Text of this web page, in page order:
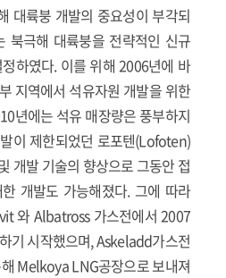
대륙붕 개발의 중요성이 부각되
북극해 대륙붕을 전략적인 신규
하였다. 이를 위해 2006년에 바
지역에서 석유자원 개발을 위한
년에는 석유 매장량은 풍부하지
이 제한되었던 로포텐(Lofoten)
개발 기술의 향상으로 그동안 접
개발도 가능해졌다. 그에 따라
와 Albatross 가스전에서 2007
기 시작했으며, Askeladd가스전
Melkoya LNG공장으로 보내져